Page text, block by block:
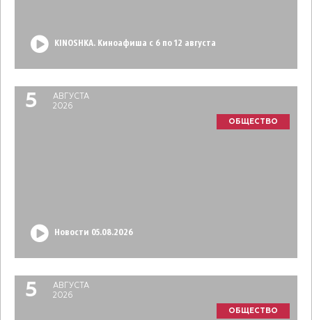
KINOSHKA. Киноафиша с 6 по 12 августа
5
АВГУСТА
2026
ОБЩЕСТВО
Новости 05.08.2026
5
АВГУСТА
2026
ОБЩЕСТВО